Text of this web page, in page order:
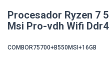
Procesador Ryzen 7
Msi Pro-vdh Wifi
COMBOR75700+B550MSI+16GB